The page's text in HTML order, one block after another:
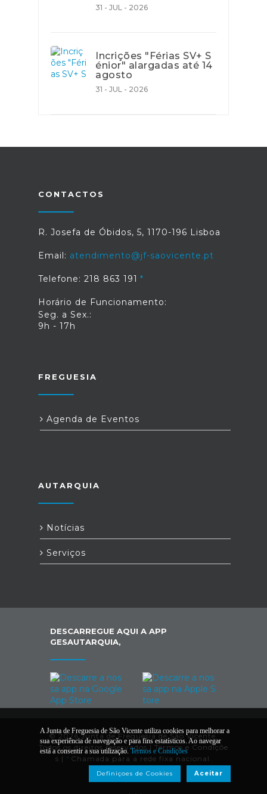
31 - JUL - 2026
Incrições "Férias SV+ S
énior" alargadas até 14
agosto
31 - JUL - 2026
CONTACTOS
R. Josefa de Óbidos, 5, 1170-196 Lisboa
Email: atendimento@jf-saovicente.pt
Telefone: 218 863 191
Horário de Funcionamento:
Seg. a Sex.:
9h - 17h
FREGUESIA
Agenda de Eventos
AUTARQUIA
Notícias
Serviços
DESCARREGUE AQUI A APP
GESAUTARQUIA,
© 2026 Junta de Freguesia de São Vicente.
Todos os direitos reservados | Termos e Condiçõe
s | * Chamada para a rede fixa nacional.
A Junta de Freguesia de São Vicente utiliza cookies para melhorar a
sua experiência de navegação e para fins estatísticos. Ao navegar
está a consentir a sua utilização.Termos e Condições
Aceitar
Definiçoes de Cookies